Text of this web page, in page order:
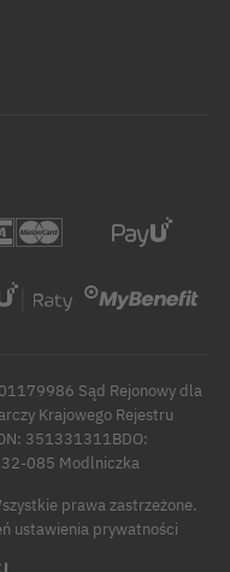
Sąd Rejonowy dla
Krajowego Rejestru
351331311BDO:
085 Modlniczka
prawa zastrzeżone.
ustawienia prywatności